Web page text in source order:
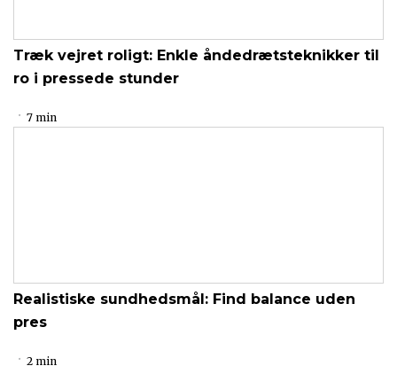
Træk vejret roligt: Enkle åndedrætsteknikker til
ro i pressede stunder
7 min
Realistiske sundhedsmål: Find balance uden
pres
2 min